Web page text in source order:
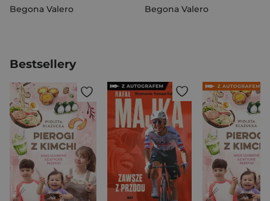
Begona Valero
Begona Valero
Bestsellery